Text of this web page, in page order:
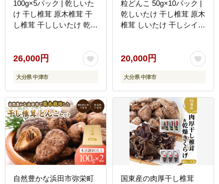
100g×5パック | 乾しいた
け 干し椎茸 原木椎茸 干
し椎茸 干ししいたけ 乾し
26,000円
大分県 中津市
粒どんこ 50g×10パック |
乾しいたけ 干し椎茸 原木
椎茸 しいたけ 干しシイタ
九州産 中津市 送料無料
20,000円
大分県 中津市
自然豊かな浜田市弥栄町
国東産の肉厚干し椎茸